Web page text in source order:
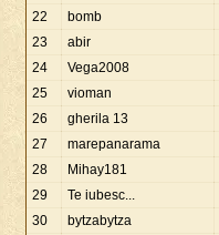
22
bomb
23
abir
24
Vega2008
25
vioman
26
gherila 13
27
marepanarama
28
Mihay181
29
Te iubesc...
30
bytzabytza